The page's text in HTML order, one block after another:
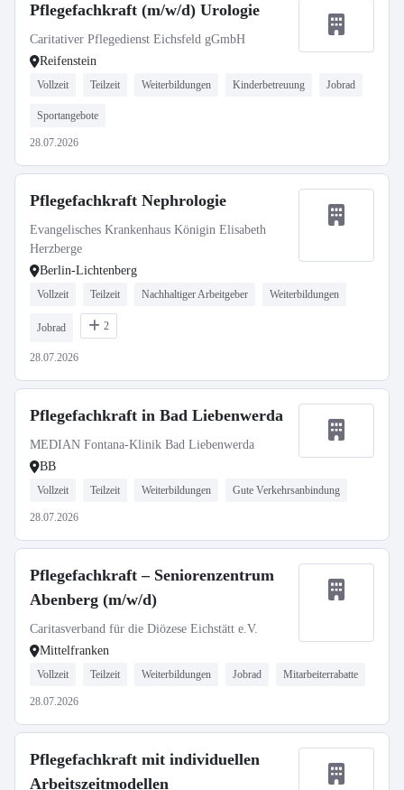
Pflegefachkraft (m/w/d) Urologie
Caritativer Pflegedienst Eichsfeld gGmbH
Reifenstein
Vollzeit Teilzeit Weiterbildungen Kinderbetreuung Jobrad
Sportangebote
28.07.2026
Pflegefachkraft Nephrologie
Evangelisches Krankenhaus Königin Elisabeth
Herzberge
Berlin-Lichtenberg
Vollzeit Teilzeit Nachhaltiger Arbeitgeber Weiterbildungen
Jobrad 2
28.07.2026
Pflegefachkraft in Bad Liebenwerda
MEDIAN Fontana-Klinik Bad Liebenwerda
BB
Vollzeit Teilzeit Weiterbildungen Gute Verkehrsanbindung
28.07.2026
Pflegefachkraft – Seniorenzentrum
Abenberg (m/w/d)
Caritasverband für die Diözese Eichstätt e.V.
Mittelfranken
Vollzeit Teilzeit Weiterbildungen Jobrad Mitarbeiterrabatte
28.07.2026
Pflegefachkraft mit individuellen
Arbeitszeitmodellen